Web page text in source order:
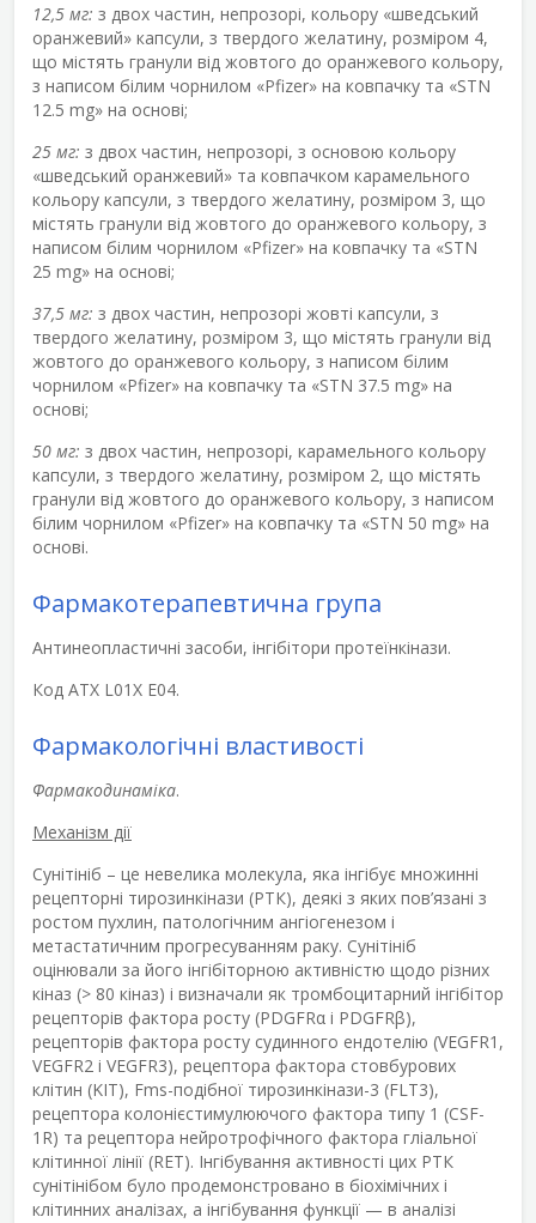
12,5 мг: з двох частин, непрозорі, кольору «шведський
оранжевий» капсули, з твердого желатину, розміром 4,
що містять гранули від жовтого до оранжевого кольору,
з написом білим чорнилом «Pfizer» на ковпачку та «STN
12.5 mg» на основі;
25 мг: з двох частин, непрозорі, з основою кольору
«шведський оранжевий» та ковпачком карамельного
кольору капсули, з твердого желатину, розміром 3, що
містять гранули від жовтого до оранжевого кольору, з
написом білим чорнилом «Pfizer» на ковпачку та «STN
25 mg» на основі;
37,5 мг: з двох частин, непрозорі жовті капсули, з
твердого желатину, розміром 3, що містять гранули від
жовтого до оранжевого кольору, з написом білим
чорнилом «Pfizer» на ковпачку та «STN 37.5 mg» на
основі;
50 мг: з двох частин, непрозорі, карамельного кольору
капсули, з твердого желатину, розміром 2, що містять
гранули від жовтого до оранжевого кольору, з написом
білим чорнилом «Pfizer» на ковпачку та «STN 50 mg» на
основі.
Фармакотерапевтична група
Антинеопластичні засоби, інгібітори протеїнкінази.
Код АТХ L01X Е04.
Фармакологічні властивості
Фармакодинаміка.
Механізм дії
Сунітініб – це невелика молекула, яка інгібує множинні
рецепторні тирозинкінази (РТК), деякі з яких пов’язані з
ростом пухлин, патологічним ангіогенезом і
метастатичним прогресуванням раку. Сунітініб
оцінювали за його інгібіторною активністю щодо різних
кіназ (> 80 кіназ) і визначали як тромбоцитарний інгібітор
рецепторів фактора росту (PDGFRα і PDGFRβ),
рецепторів фактора росту судинного ендотелію (VEGFR1,
VEGFR2 і VEGFR3), рецептора фактора стовбурових
клітин (KIT), Fms-подібної тирозинкінази-3 (FLT3),
рецептора колонієстимулюючого фактора типу 1 (CSF-
1R) та рецептора нейротрофічного фактора гліальної
клітинної лінії (RET). Інгібування активності цих РТК
сунітінібом було продемонстровано в біохімічних і
клітинних аналізах, а інгібування функції — в аналізі